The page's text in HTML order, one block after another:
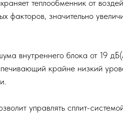
теплообменник от
факторов, значительно
внутреннего блока от 19
крайне низкий
управлять сплит-